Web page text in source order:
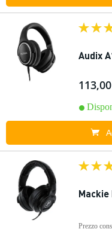
Audix
Prezzo